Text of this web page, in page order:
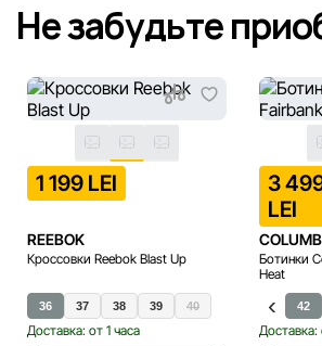
Не забудьте
1 199 LEI
REEBOK
Кроссовки Reebok Blast Up
36 37 38 39 40
Доставка: от 1 часа
3
LEI
Ботинки
Heat
40 40.5 41.5 42
Доставка: